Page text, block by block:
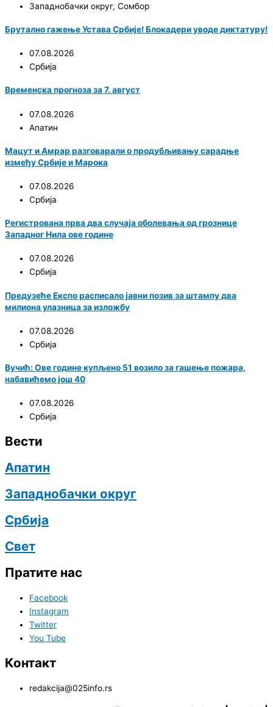
Западнобачки округ, Сомбор
Брутално гажење Устава Србије! Блокадери уводе диктатуру!
07.08.2026
Србија
Временска прогноза за 7. август
07.08.2026
Апатин
Мацут и Амрар разговарали о продубљивању сарадње
између Србије и Марока
07.08.2026
Србија
Регистрована прва два случаја оболевања од грознице
Западног Нила ове године
07.08.2026
Србија
Предузеће Експо расписало јавни позив за штампу два
милиона улазница за изложбу
07.08.2026
Србија
Вучић: Ове године купљено 51 возило за гашење пожара,
набавићемо још 40
07.08.2026
Србија
Вести
Апатин
Западнобачки округ
Србија
Свет
Пратите нас
Facebook
Instagram
Twitter
You Tube
Контакт
redakcija@025info.rs